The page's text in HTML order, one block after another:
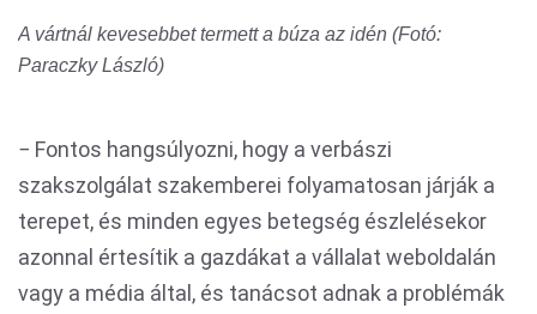
A vártnál kevesebbet termett a búza az idén (Fotó:
Paraczky László)
− Fontos hangsúlyozni, hogy a verbászi
szakszolgálat szakemberei folyamatosan járják a
terepet, és minden egyes betegség észlelésekor
azonnal értesítik a gazdákat a vállalat weboldalán
vagy a média által, és tanácsot adnak a problémák